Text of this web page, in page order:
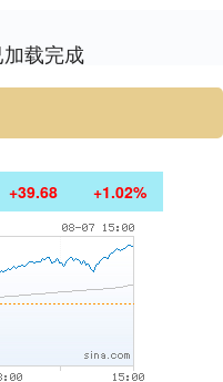
载完成
+39.68 +1.02%